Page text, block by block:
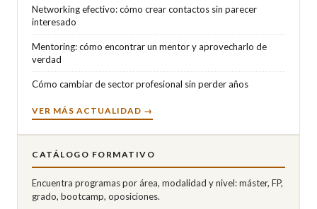
Networking efectivo: cómo crear contactos sin parecer
interesado
Mentoring: cómo encontrar un mentor y aprovecharlo de
verdad
Cómo cambiar de sector profesional sin perder años
VER MÁS ACTUALIDAD →
CATÁLOGO FORMATIVO
Encuentra programas por área, modalidad y nivel: máster, FP,
grado, bootcamp, oposiciones.